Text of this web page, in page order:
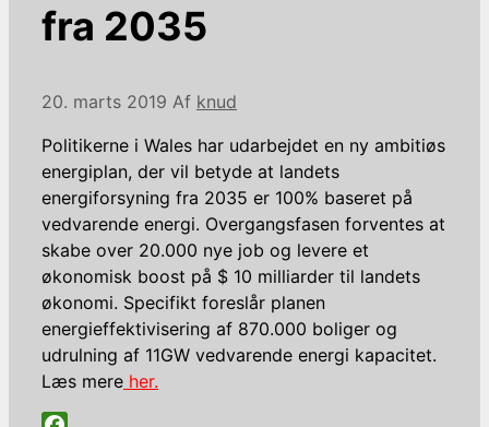
fra 2035
20. marts 2019 Af knud
Politikerne i Wales har udarbejdet en ny ambitiøs
energiplan, der vil betyde at landets
energiforsyning fra 2035 er 100% baseret på
vedvarende energi. Overgangsfasen forventes at
skabe over 20.000 nye job og levere et
økonomisk boost på $ 10 milliarder til landets
økonomi. Specifikt foreslår planen
energieffektivisering af 870.000 boliger og
udrulning af 11GW vedvarende energi kapacitet.
Læs mere her.